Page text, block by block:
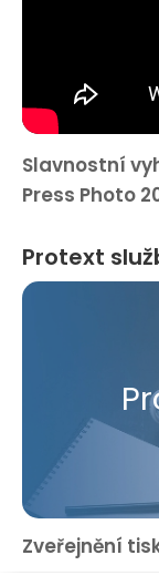
Slavnostní
Press Photo
Protext
Zveřejnění